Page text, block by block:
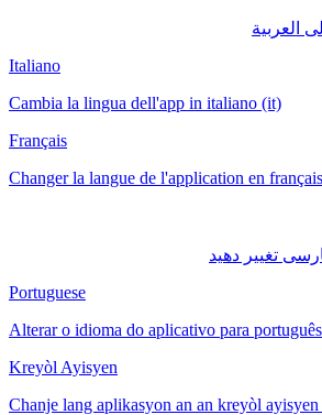
Italiano
Cambia la lingua dell'app in italiano (it)
Français
Changer la langue de l'application en
Portuguese
Alterar o idioma do aplicativo para
Kreyòl Ayisyen
Chanje lang aplikasyon an an kreyòl